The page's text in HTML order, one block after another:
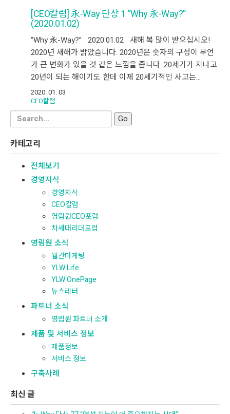
[CEO칼럼] 永-Way 단상 1 “Why 永-Way?”
(2020.01.02)
“Why 永-Way?” 2020.01.02 새해 복 많이 받으십시오!
2020년 새해가 밝았습니다. 2020년은 숫자의 구성이 무언
가 큰 변화가 있을 것 같은 느낌을 줍니다. 20세기가 지나고
20년이 되는 해이기도 한데 이제 20세기적인 사고는…
2020. 01. 03
CEO칼럼
Search
for:
카테고리
전체보기
경영지식
경영지식
CEO칼럼
영림원CEO포럼
차세대리더포럼
영림원 소식
월간마케팅
YLW Life
YLW OnePage
뉴스레터
파트너 소식
영림원 파트너 소개
제품 및 서비스 정보
제품정보
서비스 정보
구축사례
최신 글